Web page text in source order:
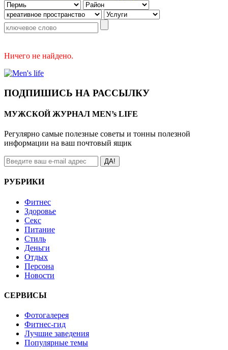
Ничего не найдено.
ПОДПИШИСЬ НА РАССЫЛКУ
МУЖСКОЙ ЖУРНАЛ MEN’s LIFE
Регулярно самые полезные советы и тонны полезной
информации на ваш почтовый ящик
ДА!
РУБРИКИ
Фитнес
Здоровье
Секс
Питание
Стиль
Деньги
Отдых
Персона
Новости
СЕРВИСЫ
Фотогалерея
Фитнес-гид
Лучшие заведения
Популярные темы